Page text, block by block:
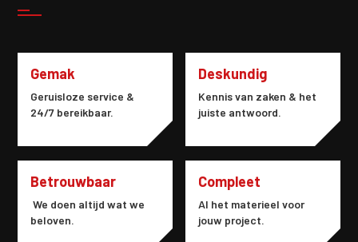
Gemak
Geruisloze service &
24/7 bereikbaar.
Deskundig
Kennis van zaken & het
juiste antwoord.
Betrouwbaar
We doen altijd wat we
beloven.
Compleet
Al het materieel voor
jouw project.